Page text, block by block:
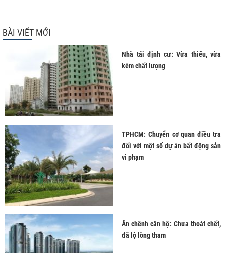
BÀI VIẾT MỚI
Nhà tái định cư: Vừa thiếu, vừa
kém chất lượng
TPHCM: Chuyển cơ quan điều tra
đối với một số dự án bất động sản
vi phạm
Ăn chênh căn hộ: Chưa thoát chết,
đã lộ lòng tham